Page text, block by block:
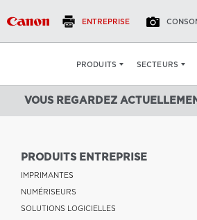
ENTREPRISE
PRODUITS SECTEURS
VOUS REGARDEZ
PRODUITS ENTREPRISE
IMPRIMANTES
NUMÉRISEURS
SOLUTIONS LOGICIELLES